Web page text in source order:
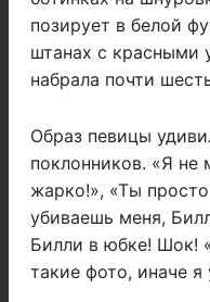
позирует в белой
штанах с красными
набрала почти
Образ певицы
поклонников. «Я не
жарко!», «Ты
убиваешь меня,
Билли в юбке! Шок!
такие фото, иначе